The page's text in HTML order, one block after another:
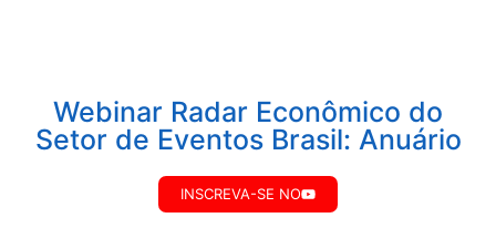
Webinar Radar Econômico do
Setor de Eventos Brasil: Anuário
INSCREVA-SE NO